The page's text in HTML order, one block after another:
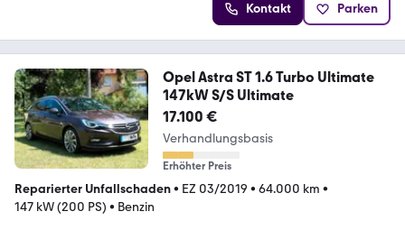
Kontakt Parken
Opel Astra ST 1.6 Turbo Ultimate
147kW S/S Ultimate
17.100 €
Verhandlungsbasis
Erhöhter Preis
Reparierter Unfallschaden• EZ 03/2019 • 64.000 km •
147 kW (200 PS) • Benzin